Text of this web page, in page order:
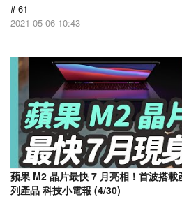
# 61
2021-05-06 10:43
蘋果 M2 晶片最快 7 月亮相！首波搭
列產品 科技小電報 (4/30)